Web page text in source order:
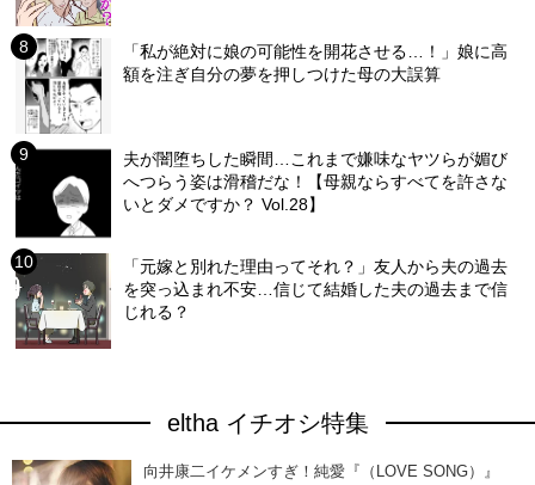
「私が絶対に娘の可能性を開花させる…！」娘に高
額を注ぎ自分の夢を押しつけた母の大誤算
夫が闇堕ちした瞬間…これまで嫌味なヤツらが媚び
へつらう姿は滑稽だな！【母親ならすべてを許さな
いとダメですか？ Vol.28】
「元嫁と別れた理由ってそれ？」友人から夫の過去
を突っ込まれ不安…信じて結婚した夫の過去まで信
じれる？
eltha イチオシ特集
向井康二イケメンすぎ！純愛『（LOVE SONG）』